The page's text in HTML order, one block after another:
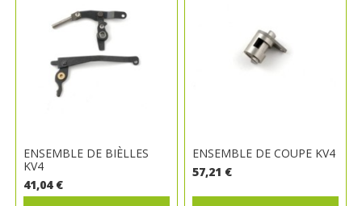
ENSEMBLE DE BIÈLLES
KV4
41,04 €
ENSEMBLE DE COUPE KV4
57,21 €